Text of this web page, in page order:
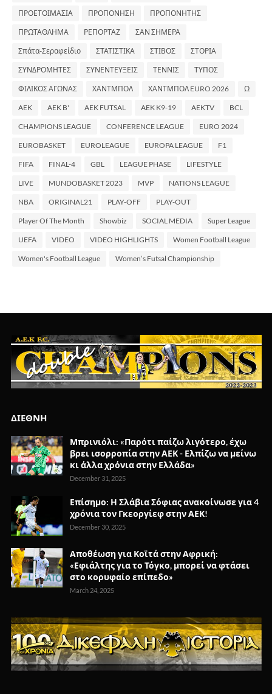
ΠΡΟΕΤΟΙΜΑΣΙΑ ΠΡΟΠΟΝΗΣΗ ΠΡΟΠΟΝΗΤΗΣ
ΠΡΩΤΑΘΛΗΜΑ ΡΕΠΟΡΤΑΖ ΣΑΝ ΣΗΜΕΡΑ
Σπάτα-Σεραφείδιο ΣΤΑΤΙΣΤΙΚΑ ΣΤΙΒΟΣ ΣΤΟΡΙΑ
ΣΥΝΔΡΟΜΗΤΕΣ ΣΥΝΕΝΤΕΥΞΕΙΣ ΤΕΝΝΙΣ ΤΥΠΟΣ
ΦΙΛΙΚΟΣ ΑΓΩΝΑΣ ΧΑΝΤΜΠΟΛ ΧΑΝΤΜΠΟΛ EURO 2026 Ω
AEK AEK B' AEK FUTSAL AEK K9-19 AEKTV BCL
CHAMPIONS LEAGUE CONFERENCE LEAGUE EURO 2024
EUROBASKET EUROLEAGUE EUROPA LEAGUE F1
FIFA FINAL-4 GBL LEAGUE PHASE LIFESTYLE
LIVE MUNDOBASKET 2023 MVP NATIONS LEAGUE
NBA ORIGINAL21 PLAY-OFF PLAY-OUT
Player Of The Month Showbiz SOCIAL MEDIA Super League
UEFA VIDEO VIDEO HIGHLIGHTS Women Football League
Women's Football League Women’s Futsal Championship
ΔΙΕΘΝΗ
Μπρινιόλι: «Παρότι παίζω λιγότερο, έχω
βρει ισορροπία στην ΑΕΚ - Ελπίζω να μείνω
κι άλλα χρόνια στην Ελλάδα»
December 31, 2025
Επίσημο: Η Σλάβια Σόφιας ανακοίνωσε για 4
χρόνια τον Γκεοργίεφ στην ΑΕΚ!
December 30, 2025
Αποθέωση για Κοϊτά στην Αφρική:
«Εφιάλτης για το Τόγκο, μπορεί να φτάσει
στο κορυφαίο επίπεδο»
March 24, 2025